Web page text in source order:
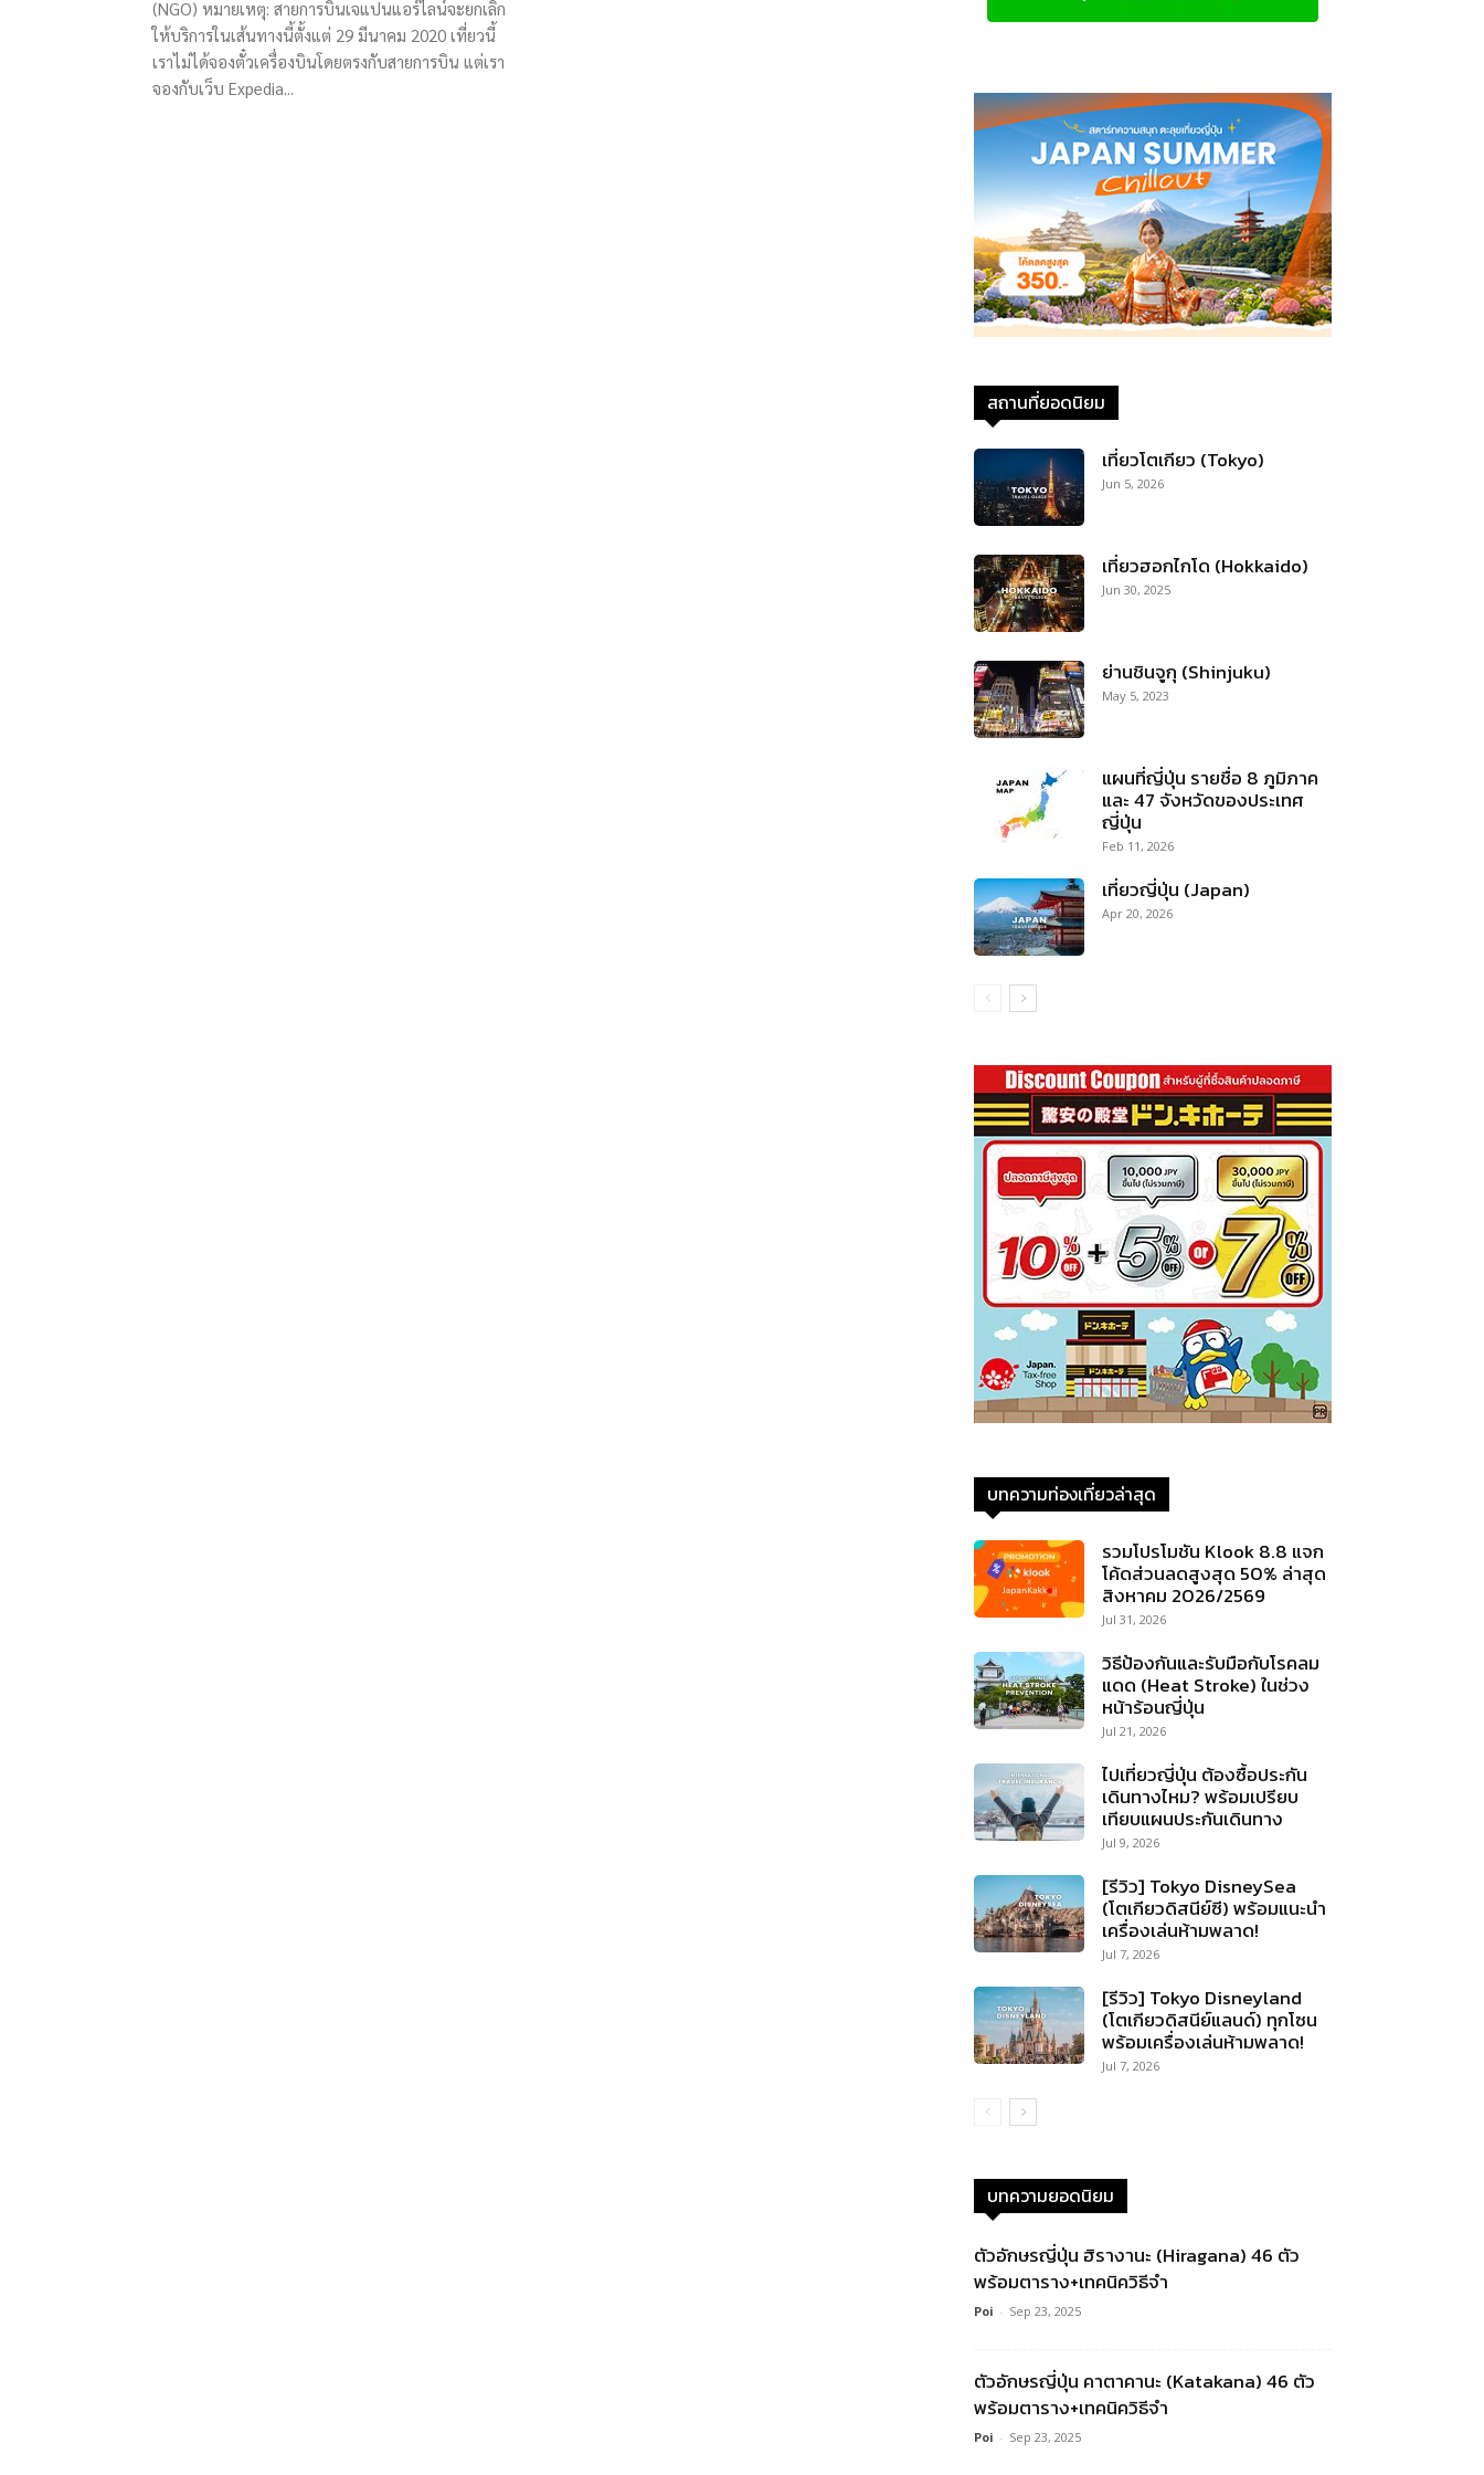
(NGO) หมายเหตุ: สายการบินเจแปนแอร์ไลน์จะยกเลิก
ให้บริการในเส้นทางนี้ตั้งแต่ 29 มีนาคม 2020 เที่ยวนี้
เราไม่ได้จองตั๋วเครื่องบินโดยตรงกับสายการบิน แต่เรา
จองกับเว็บ Expedia...
สถานที่ยอดนิยม
เที่ยวโตเกียว (Tokyo)
Jun 5, 2026
เที่ยวฮอกไกโด (Hokkaido)
Jun 30, 2025
ย่านชินจูกุ (Shinjuku)
May 5, 2023
แผนที่ญี่ปุ่น รายชื่อ 8 ภูมิภาค
และ 47 จังหวัดของประเทศ
ญี่ปุ่น
Feb 11, 2026
เที่ยวญี่ปุ่น (Japan)
Apr 20, 2026
บทความท่องเที่ยวล่าสุด
รวมโปรโมชัน Klook 8.8 แจก
โค้ดส่วนลดสูงสุด 50% ล่าสุด
สิงหาคม 2026/2569
Jul 31, 2026
วิธีป้องกันและรับมือกับโรคลม
แดด (Heat Stroke) ในช่วง
หน้าร้อนญี่ปุ่น
Jul 21, 2026
ไปเที่ยวญี่ปุ่น ต้องซื้อประกัน
เดินทางไหม? พร้อมเปรียบ
เทียบแผนประกันเดินทาง
Jul 9, 2026
[รีวิว] Tokyo DisneySea
(โตเกียวดิสนีย์ซี) พร้อมแนะนำ
เครื่องเล่นห้ามพลาด!
Jul 7, 2026
[รีวิว] Tokyo Disneyland
(โตเกียวดิสนีย์แลนด์) ทุกโซน
พร้อมเครื่องเล่นห้ามพลาด!
Jul 7, 2026
บทความยอดนิยม
ตัวอักษรญี่ปุ่น ฮิรางานะ (Hiragana) 46 ตัว
พร้อมตาราง+เทคนิควิธีจำ
Poi - Sep 23, 2025
ตัวอักษรญี่ปุ่น คาตาคานะ (Katakana) 46 ตัว
พร้อมตาราง+เทคนิควิธีจำ
Poi - Sep 23, 2025